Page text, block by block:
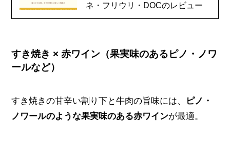
ネ・フリウリ・DOCのレビュー
すき焼き × 赤ワイン（果実味のあるピノ・ノワ
ールなど）
すき焼きの甘辛い割り下と牛肉の旨味には、
ピノ・
ノワールのような果実味のある赤ワインが最適。